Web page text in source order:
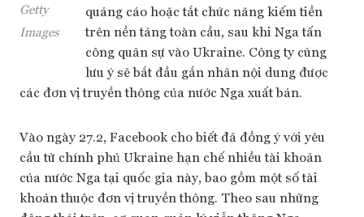
Getty
Images
quảng cáo hoặc tắt chức năng kiếm tiền
trên nền tảng toàn cầu, sau khi Nga tấn
công quân sự vào Ukraine. Công ty cũng
lưu ý sẽ bắt đầu gắn nhãn nội dung được
các đơn vị truyền thông của nước Nga xuất bản.
Vào ngày 27.2, Facebook cho biết đã đồng ý với yêu
cầu từ chính phủ Ukraine hạn chế nhiều tài khoản
của nước Nga tại quốc gia này, bao gồm một số tài
khoản thuộc đơn vị truyền thông. Theo sau những